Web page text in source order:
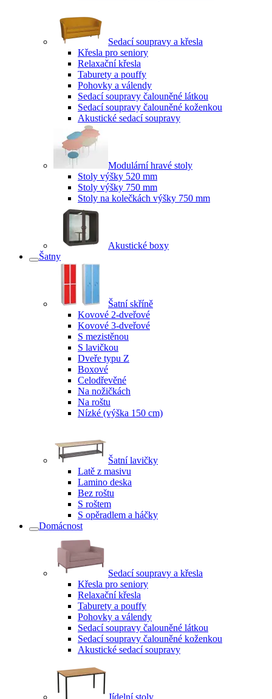
Sedací soupravy a křesla
Křesla pro seniory
Relaxační křesla
Taburety a pouffy
Pohovky a válendy
Sedací soupravy čalouněné látkou
Sedací soupravy čalouněné koženkou
Akustické sedací soupravy
Modulární hravé stoly
Stoly výšky 520 mm
Stoly výšky 750 mm
Stoly na kolečkách výšky 750 mm
Akustické boxy
Šatny
Šatní skříně
Kovové 2-dveřové
Kovové 3-dveřové
S mezistěnou
S lavičkou
Dveře typu Z
Boxové
Celodřevěné
Na nožičkách
Na roštu
Nízké (výška 150 cm)
Šatní lavičky
Latě z masivu
Lamino deska
Bez roštu
S roštem
S opěradlem a háčky
Domácnost
Sedací soupravy a křesla
Křesla pro seniory
Relaxační křesla
Taburety a pouffy
Pohovky a válendy
Sedací soupravy čalouněné látkou
Sedací soupravy čalouněné koženkou
Akustické sedací soupravy
Jídelní stoly